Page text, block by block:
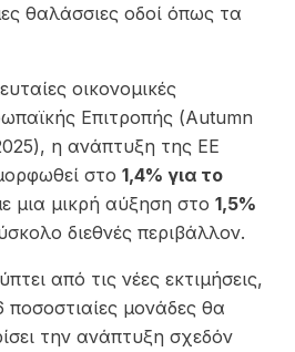
θαλάσσιες οδοί όπως τα
οικονομικές
Επιτροπής (Autumn
η ανάπτυξη της ΕΕ
στο 1,4% για το
μια μικρή αύξηση στο 1,5%
διεθνές περιβάλλον.
από τις νέες εκτιμήσεις,
μονάδες θα
την ανάπτυξη σχεδόν